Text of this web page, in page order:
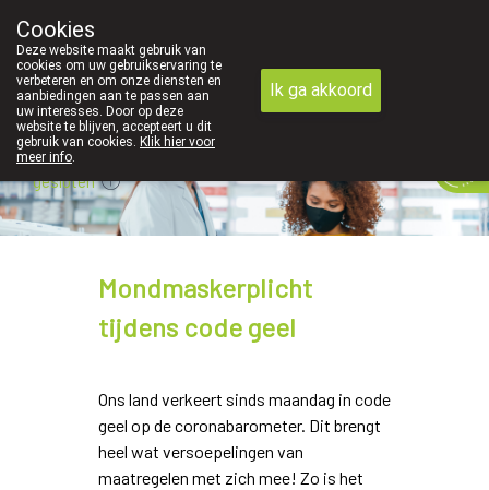
gesloten
Mondmaskerplicht
tijdens code geel
Ons land verkeert sinds maandag in code
geel op de coronabarometer. Dit brengt
heel wat versoepelingen van
maatregelen met zich mee! Zo is het
Cookies
Deze website maakt gebruik van
cookies om uw gebruikservaring te
verbeteren en om onze diensten en
aanbiedingen aan te passen aan
uw interesses. Door op deze
website te blijven, accepteert u dit
gebruik van cookies. Klik hier voor
meer info.
Ik ga akkoord